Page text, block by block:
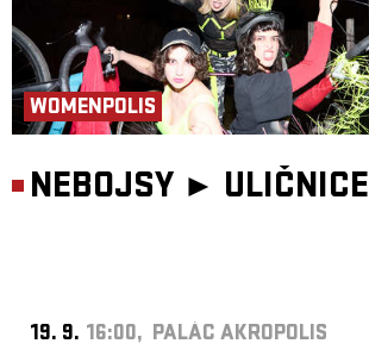
WOMENPOLIS
NEBOJSY ► ULIČNICE
19. 9. 16:00, PALÁC AKROPOLIS